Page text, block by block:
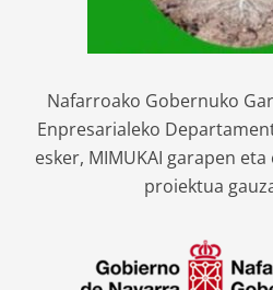
Nafarroako Gobernuko
Enpresarialeko
esker, MIMUKAI garapen
proiektua